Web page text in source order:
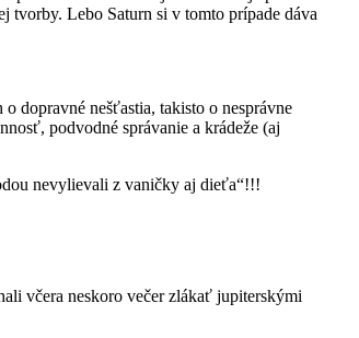
tvorby. Lebo Saturn si v tomto prípade dáva
dopravné nešťastia, takisto o nesprávne
podvodné správanie a krádeže (aj
nevylievali z vaničky aj dieťa“!!!
včera neskoro večer zlákať jupiterskými